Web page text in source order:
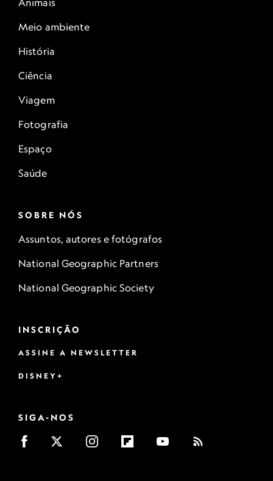
Animais
Meio ambiente
História
Ciência
Viagem
Fotografia
Espaço
Saúde
SOBRE NÓS
Assuntos, autores e fotógrafos
National Geographic Partners
National Geographic Society
INSCRIÇÃO
ASSINE A NEWSLETTER
DISNEY+
SIGA-NOS